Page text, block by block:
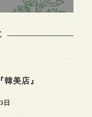
韓美店』
日